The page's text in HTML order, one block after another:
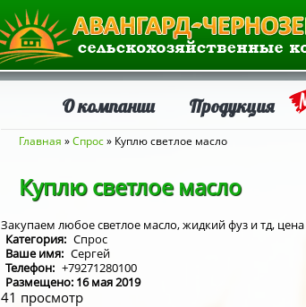
О компании Продукция
Вы здесь
Главная »Спрос» Куплю светлое масло
Куплю светлое масло
Закупаем любое светлое масло, жидкий фуз и тд, цена
Категория: Спрос
Ваше имя: Сергей
Телефон: +79271280100
Размещено: 16 мая 2019
41 просмотр